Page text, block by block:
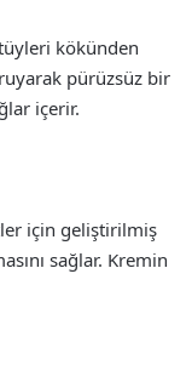
kökünden
pürüzsüz bir
içerir.
için geliştirilmiş
sağlar. Kremin